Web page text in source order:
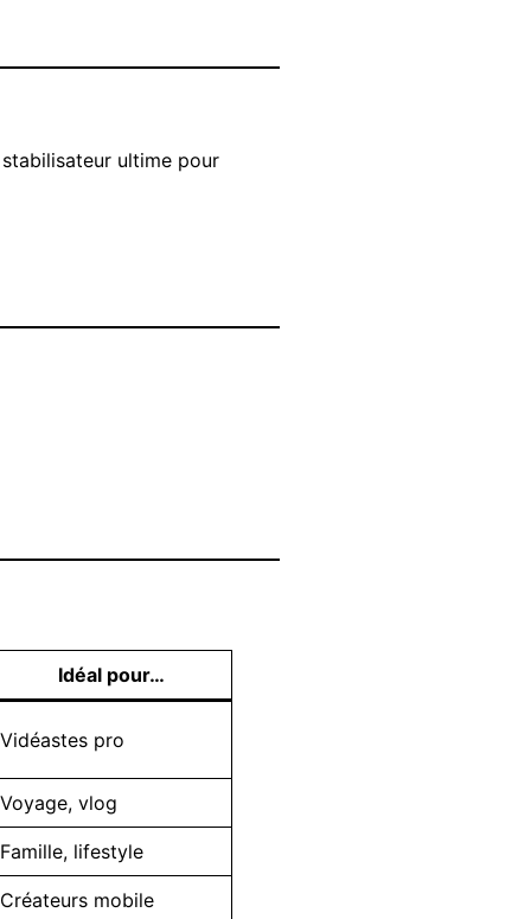
ultime pour
Idéal pour…
Vidéastes pro
Voyage, vlog
Famille, lifestyle
Créateurs mobile